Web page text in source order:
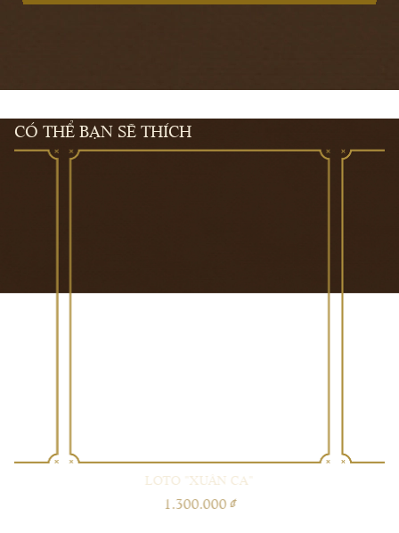
CÓ THỂ BẠN SẼ THÍCH
GIỎ
LOTO "XUÂN CA"
1.300.000 ₫
GIỎ